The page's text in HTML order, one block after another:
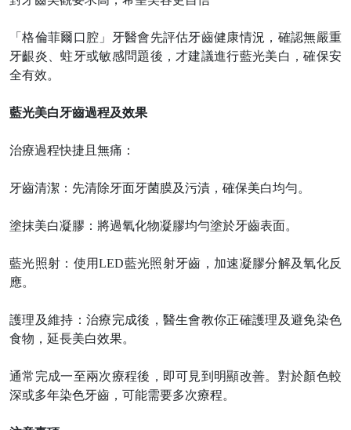
「格倫菲爾口腔」牙醫會先評估牙齒健康情況，確認無嚴重
牙齦炎、蛀牙或敏感問題後，才建議進行藍光美白，確保安
全有效。
藍光美白牙齒過程及效果
治療過程快捷且無痛：
牙齒清潔：先清除牙面牙菌膜及污漬，確保美白均勻。
塗抹美白凝膠：將過氧化物凝膠均勻塗於牙齒表面。
藍光照射：使用LED藍光照射牙齒，加速凝膠分解及氧化反
應。
護理及維持：治療完成後，醫生會教你正確護理及避免染色
食物，延長美白效果。
通常完成一至兩次療程後，即可見到明顯改善。對於顏色較
深或多年染色牙齒，可能需要多次療程。